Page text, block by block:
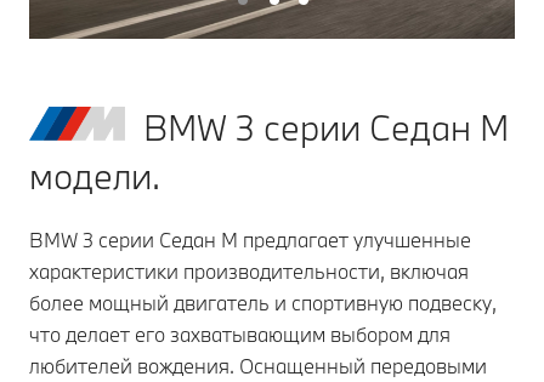
BMW 3 серии Седан M
модели.
BMW 3 серии Седан M предлагает улучшенные
характеристики производительности, включая
более мощный двигатель и спортивную подвеску,
что делает его захватывающим выбором для
любителей вождения. Оснащенный передовыми